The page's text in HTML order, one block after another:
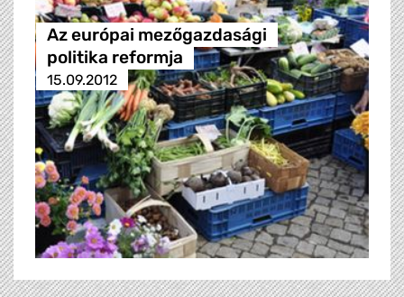
Az európai mezőgazdasági
politika reformja
15.09.2012